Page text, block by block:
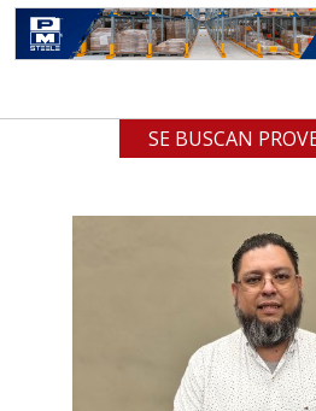
SE BUSCAN